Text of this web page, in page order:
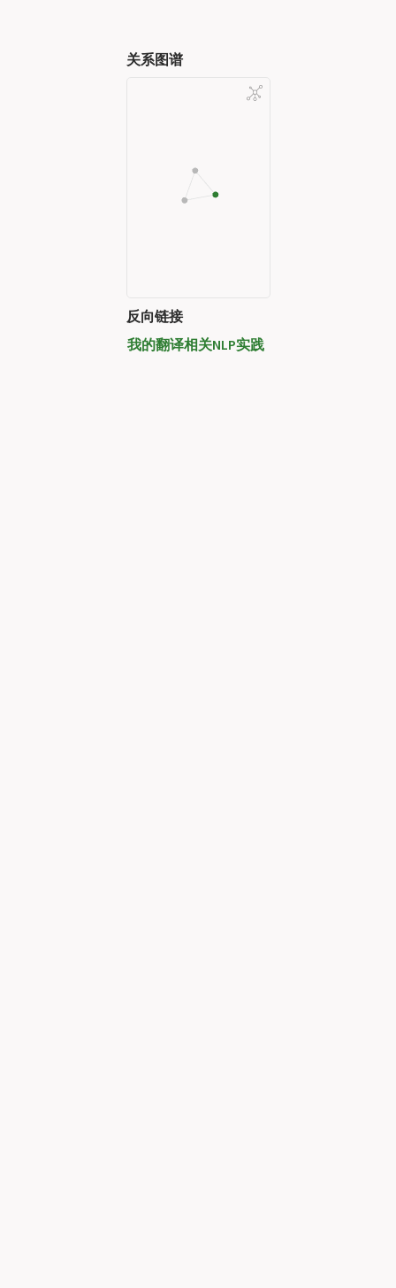
关系图谱
反向链接
我的翻译相关NLP实践